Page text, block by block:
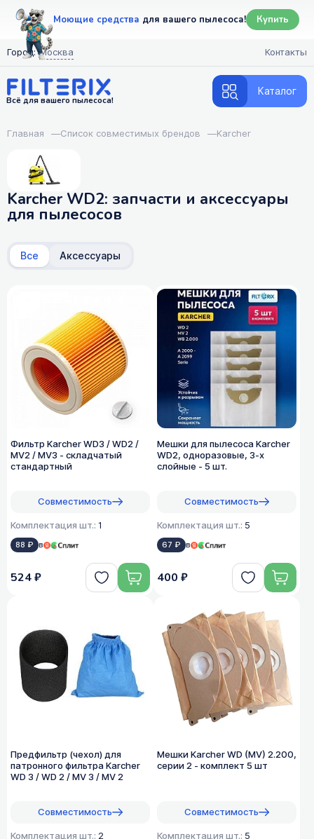
Моющие средства для вашего пылесоса! Купить
Город: Москва Контакты
Всё для вашего пылесоса!
Каталог
Главная —Список совместимых брендов —Karcher
Karcher WD2: запчасти и аксессуары
для пылесосов
Все Аксессуары
Фильтр Karcher WD3 / WD2 /
MV2 / MV3 - складчатый
стандартный
Совместимость
Комплектация шт.: 1
88 ₽ в
524 ₽
Мешки для пылесоса Karcher
WD2, одноразовые, 3-х
слойные - 5 шт.
Совместимость
Комплектация шт.: 5
67 ₽ в
400 ₽
Предфильтр (чехол) для
патронного фильтра Karcher
WD 3 / WD 2 / MV 3 / MV 2
Совместимость
Комплектация шт.: 2
Мешки Karcher WD (MV) 2.200,
серии 2 - комплект 5 шт
Совместимость
Комплектация шт.: 5